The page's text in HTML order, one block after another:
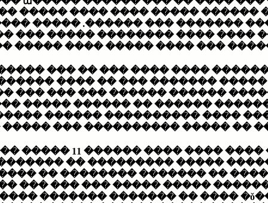
���� ����� ����� ������ ����.
����� ���� ��� ������
����� ��� ����� ����� ����
���� ����� ��� ����� �� ���
�� ��� ����� ��� ������
�� ���� ������ �������� �����
��� ��� ��� �� �� �����. �����
����� ������ ��� ����
������ ����� ���� ������ ���
��� ����� �� ��� �� ���� ��
���������
�� ������� ����� ������ ��
�� ���� ���� ��������
��� ��� ��� ���� ���� �����
����� ������� ������ ������� ���